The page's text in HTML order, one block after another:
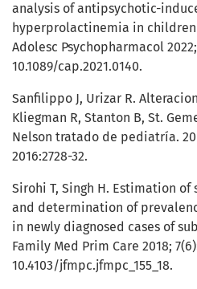
analysis of antipsychotic-
hyperprolactinemia in children
Adolesc Psychopharmacol
10.1089/cap.2021.0140.
Sanfilippo J, Urizar R.
Kliegman R, Stanton B, St.
Nelson tratado de pediatría.
2016:2728-32.
Sirohi T, Singh H. Estimation
and determination of
in newly diagnosed cases of
Family Med Prim Care 2018;
10.4103/jfmpc.jfmpc_155_18.